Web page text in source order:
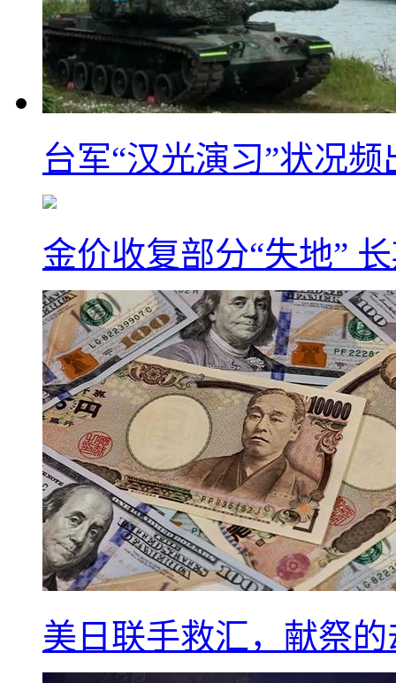
台军“汉光演习”状况
金价收复部分“失地”
美日联手救汇，献祭